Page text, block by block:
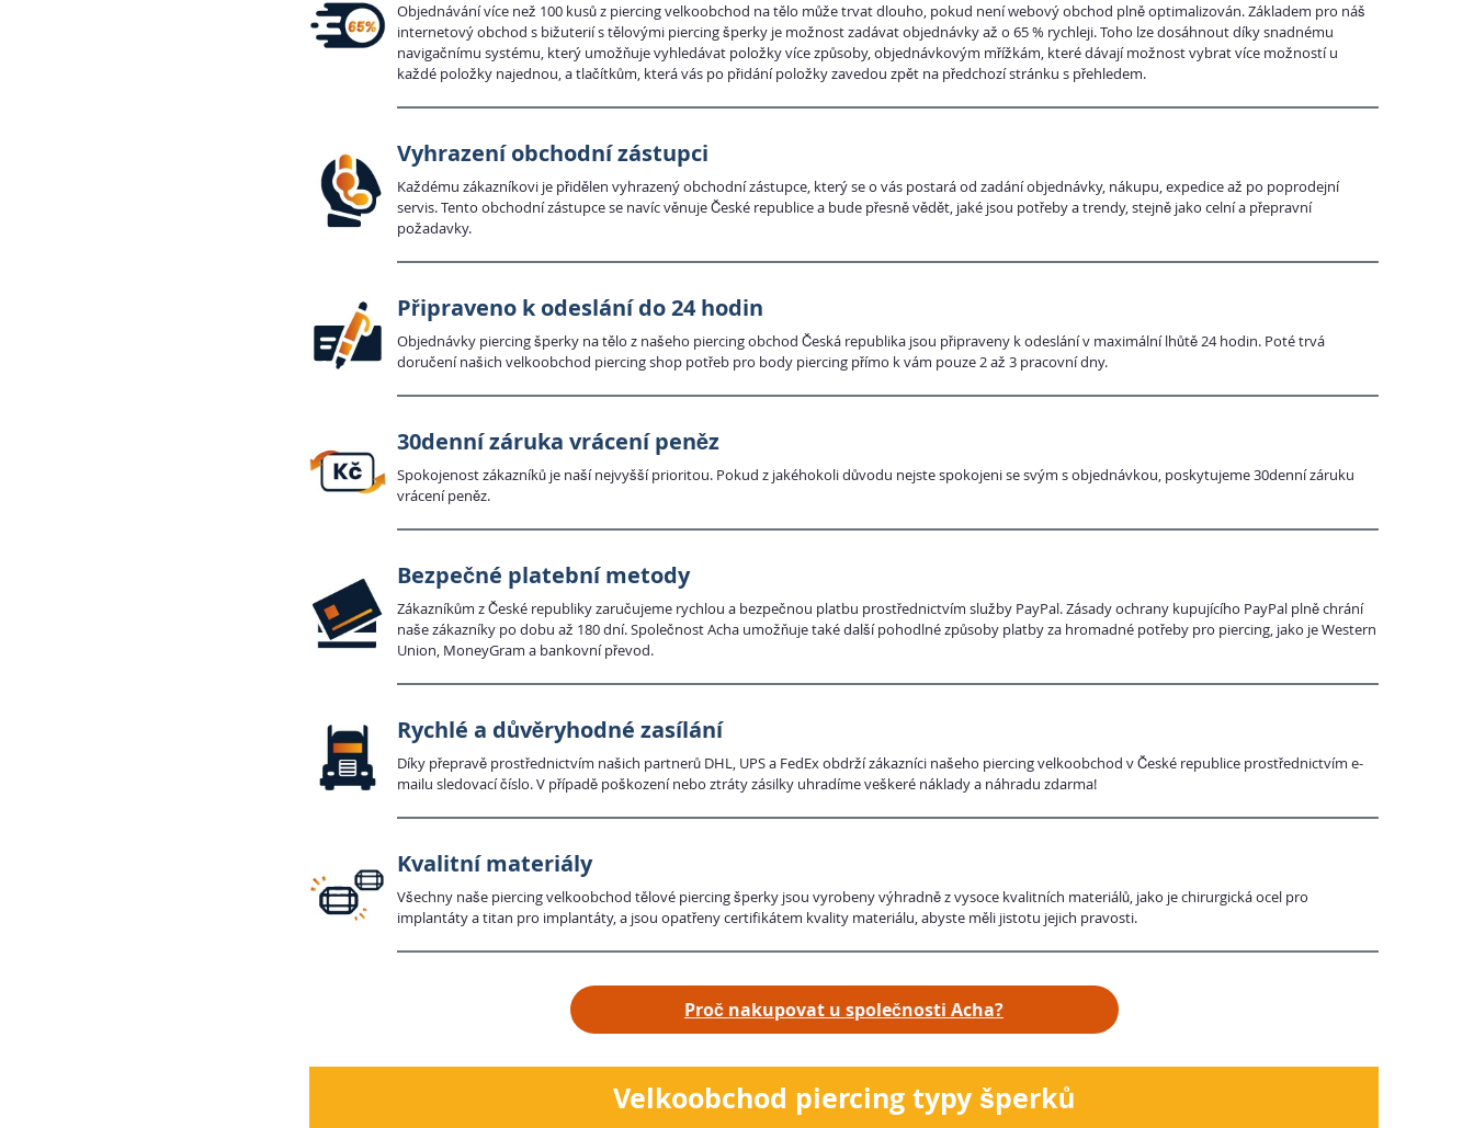
Objednávání více než 100 kusů z piercing velkoobchod na tělo může trvat dlouho, pokud není webový obchod plně optimalizován. Základem pro náš
internetový obchod s bižuterií s tělovými piercing šperky je možnost zadávat objednávky až o 65 % rychleji. Toho lze dosáhnout díky snadnému
navigačnímu systému, který umožňuje vyhledávat položky více způsoby, objednávkovým mřížkám, které dávají možnost vybrat více možností u
každé položky najednou, a tlačítkům, která vás po přidání položky zavedou zpět na předchozí stránku s přehledem.
Vyhrazení obchodní zástupci
Každému zákazníkovi je přidělen vyhrazený obchodní zástupce, který se o vás postará od zadání objednávky, nákupu, expedice až po poprodejní
servis. Tento obchodní zástupce se navíc věnuje České republice a bude přesně vědět, jaké jsou potřeby a trendy, stejně jako celní a přepravní
požadavky.
Připraveno k odeslání do 24 hodin
Objednávky piercing šperky na tělo z našeho piercing obchod Česká republika jsou připraveny k odeslání v maximální lhůtě 24 hodin. Poté trvá
doručení našich velkoobchod piercing shop potřeb pro body piercing přímo k vám pouze 2 až 3 pracovní dny.
30denní záruka vrácení peněz
Spokojenost zákazníků je naší nejvyšší prioritou. Pokud z jakéhokoli důvodu nejste spokojeni se svým s objednávkou, poskytujeme 30denní záruku
vrácení peněz.
Bezpečné platební metody
Zákazníkům z České republiky zaručujeme rychlou a bezpečnou platbu prostřednictvím služby PayPal. Zásady ochrany kupujícího PayPal plně chrání
naše zákazníky po dobu až 180 dní. Společnost Acha umožňuje také další pohodlné způsoby platby za hromadné potřeby pro piercing, jako je Western
Union, MoneyGram a bankovní převod.
Rychlé a důvěryhodné zasílání
Díky přepravě prostřednictvím našich partnerů DHL, UPS a FedEx obdrží zákazníci našeho piercing velkoobchod v České republice prostřednictvím e-
mailu sledovací číslo. V případě poškození nebo ztráty zásilky uhradíme veškeré náklady a náhradu zdarma!
Kvalitní materiály
Všechny naše piercing velkoobchod tělové piercing šperky jsou vyrobeny výhradně z vysoce kvalitních materiálů, jako je chirurgická ocel pro
implantáty a titan pro implantáty, a jsou opatřeny certifikátem kvality materiálu, abyste měli jistotu jejich pravosti.
Proč nakupovat u společnosti Acha?
Velkoobchod piercing typy šperků